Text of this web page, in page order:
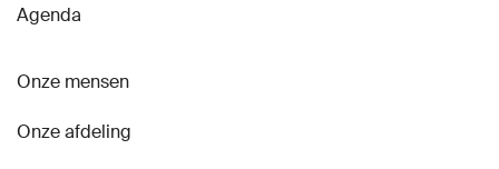
Agenda
Onze mensen
Onze afdeling